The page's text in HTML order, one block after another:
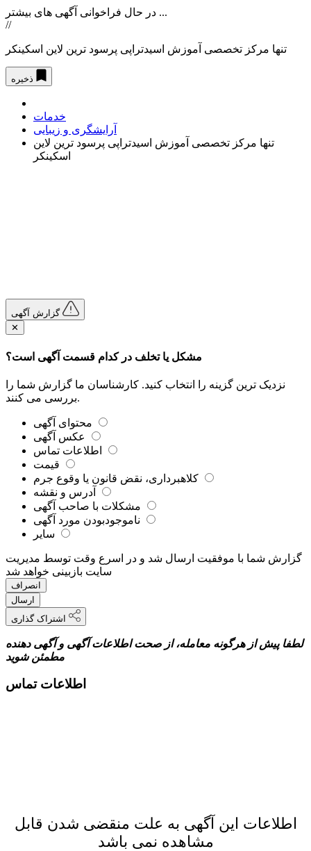
در حال فراخوانی آگهی های بیشتر ...
//
تنھا مرکز تخصصی آموزش اسیدتراپی پرسود ترین لاین اسکینکر
ذخیره
خدمات
آرایشگری و زیبایی
تنھا مرکز تخصصی آموزش اسیدتراپی پرسود ترین لاین
اسکینکر
گزارش آگهی
✕
مشکل یا تخلف در کدام قسمت آگهی است؟
نزدیک ترین گزینه را انتخاب کنید. کارشناسان ما گزارش شما را
بررسی می کنند.
گزارش شما با موفقیت ارسال شد و در اسرع وقت توسط مدیریت
سایت بازبینی خواهد شد
انصراف
ارسال
اشتراک گذاری
لطفا پیش از هرگونه معامله، از صحت اطلاعات آگهی و آگهی دهنده
مطمئن شوید
اطلاعات تماس
اطلاعات این آگهی به علت منقضی شدن قابل
مشاهده نمی باشد